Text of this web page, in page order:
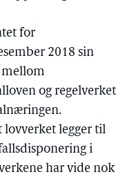
for
2018 sin
mellom
og regelverket
lovverket legger til
i
har vide nok